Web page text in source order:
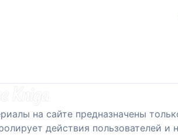
на сайте предназначены
действия пользователей и